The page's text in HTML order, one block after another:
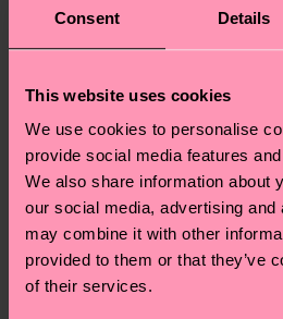
Consent Details
This website uses cookies
We use cookies to personalise
provide social media features
We also share information about
our social media, advertising
may combine it with other
provided to them or that they’ve
of their services.
Ice Cream Sock
Prezzo di partenza
12 €
prezzo scontato
7.20 €
-40%